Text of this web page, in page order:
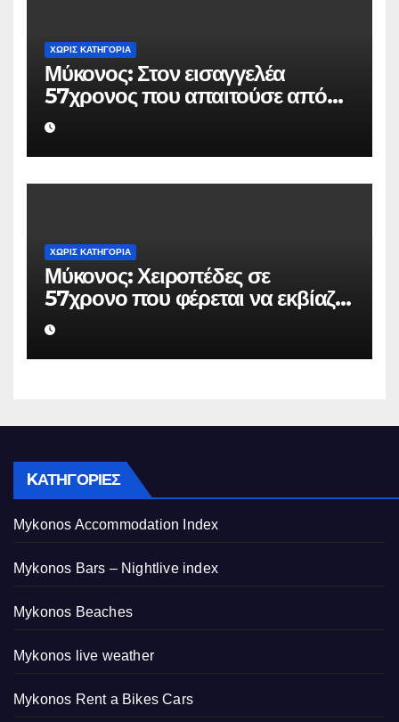
ΧΩΡΊΣ ΚΑΤΗΓΟΡΊΑ
Μύκονος: Στον εισαγγελέα
57χρονος που απαιτούσε από
επιχειρηματία 80.000 ευρώ για
να μην κάνει καταγγελίες σε
βάρος του
ΧΩΡΊΣ ΚΑΤΗΓΟΡΊΑ
Μύκονος: Χειροπέδες σε
57χρονο που φέρεται να εκβίαζε
επιχείρηση για να «θάψει»
ψευδείς καταγγελίες – Η παγίδα
που του έστησε η ΕΛ.ΑΣ.
KΑΤΗΓΟΡΊΕΣ
Mykonos Accommodation Index
Mykonos Bars – Nightlive index
Mykonos Beaches
Mykonos live weather
Mykonos Rent a Bikes Cars